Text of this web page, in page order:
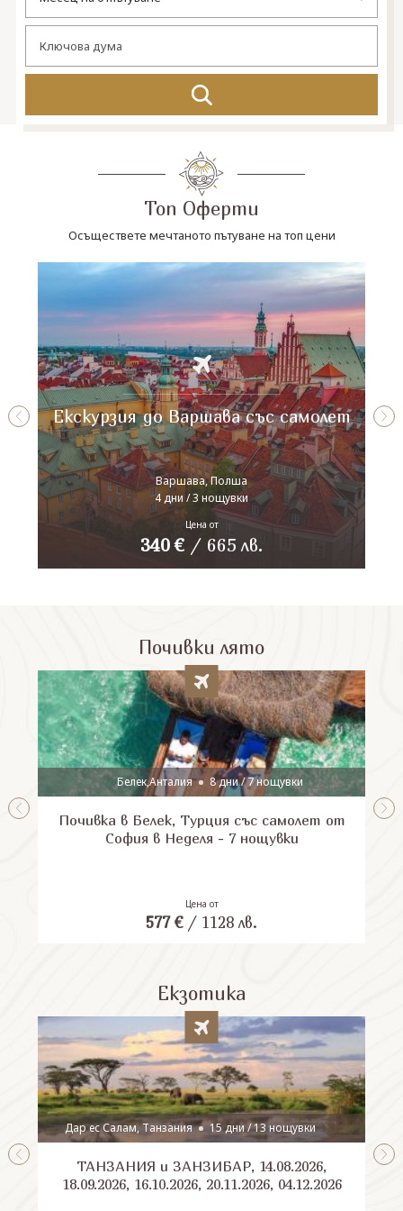
Топ Оферти
Осъществете мечтаното пътуване на топ цени
Екскурзия до Варшава със самолет
Варшава, Полша
4 дни / 3 нощувки
Цена от
340 € / 665 лв.
Почивки лято
Белек,Анталия 8 дни / 7 нощувки
Почивка в Белек, Турция със самолет от
София в Неделя - 7 нощувки
Цена от
577 €/ 1128 лв.
Екзотика
Дар ес Салам, Танзания 15 дни / 13 нощувки
ТАНЗАНИЯ и ЗАНЗИБАР, 14.08.2026,
18.09.2026, 16.10.2026, 20.11.2026, 04.12.2026